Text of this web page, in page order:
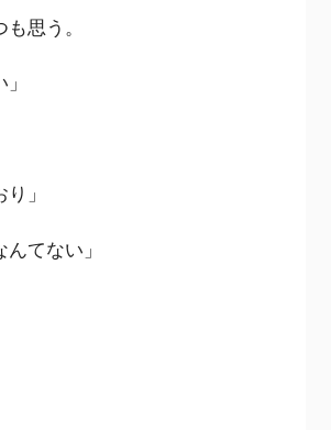
思う。
」
んてない」